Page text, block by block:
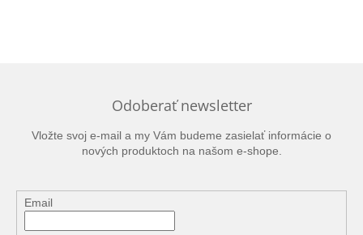
Odoberať newsletter
Vložte svoj e-mail a my Vám budeme zasielať informácie o
nových produktoch na našom e-shope.
Email